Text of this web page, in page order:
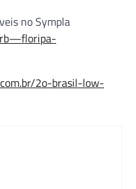
no Sympla
2o-brasil-low-